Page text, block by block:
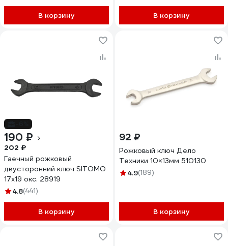
В корзину В корзину
190 ₽
202 ₽
Гаечный рожковый
двусторонний ключ SITOMO
17х19 окс. 28919
4.8(441)
В корзину
92 ₽
Рожковый ключ Дело
Техники 10×13мм 510130
4.9(189)
В корзину